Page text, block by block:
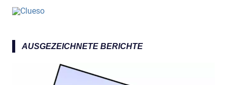
e
AUSGEZEICHNETE BERICHTE